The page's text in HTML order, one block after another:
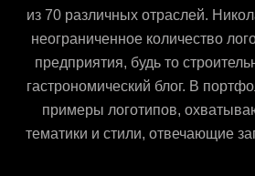
из 70 различных отраслей.
неограниченное количество
предприятия, будь то
гастрономический блог. В
примеры логотипов,
тематики и стили, отвечающие